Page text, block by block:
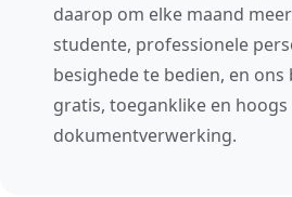
daarop om elke maand
studente, professionele
besighede te bedien, en ons
gratis, toeganklike en hoogs
dokumentverwerking.